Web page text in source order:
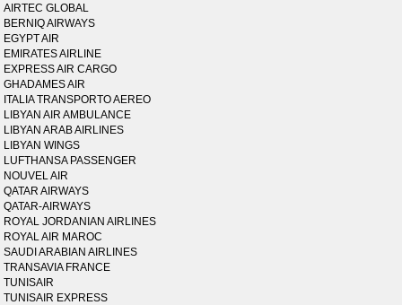
AIRTEC GLOBAL
BERNIQ AIRWAYS
EGYPT AIR
EMIRATES AIRLINE
EXPRESS AIR CARGO
GHADAMES AIR
ITALIA TRANSPORTO AEREO
LIBYAN AIR AMBULANCE
LIBYAN ARAB AIRLINES
LIBYAN WINGS
LUFTHANSA PASSENGER
NOUVEL AIR
QATAR AIRWAYS
QATAR-AIRWAYS
ROYAL JORDANIAN AIRLINES
ROYAL AIR MAROC
SAUDI ARABIAN AIRLINES
TRANSAVIA FRANCE
TUNISAIR
TUNISAIR EXPRESS